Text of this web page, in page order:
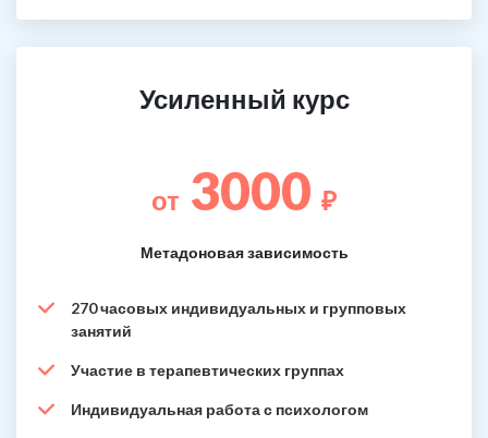
Усиленный курс
от 3000 ₽
Метадоновая зависимость
270 часовых индивидуальных и групповых
занятий
Участие в терапевтических группах
Индивидуальная работа с психологом